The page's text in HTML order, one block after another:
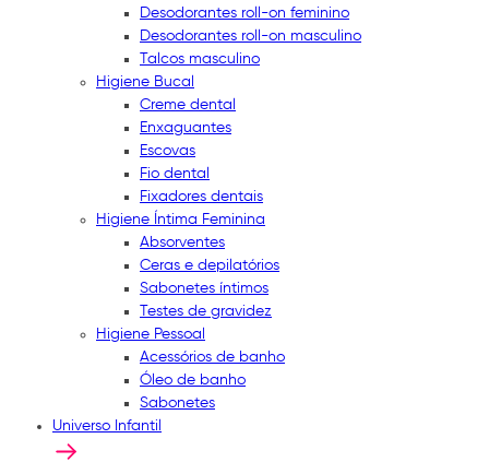
Desodorantes roll-on feminino
Desodorantes roll-on masculino
Talcos masculino
Higiene Bucal
Creme dental
Enxaguantes
Escovas
Fio dental
Fixadores dentais
Higiene Íntima Feminina
Absorventes
Ceras e depilatórios
Sabonetes íntimos
Testes de gravidez
Higiene Pessoal
Acessórios de banho
Óleo de banho
Sabonetes
Universo Infantil